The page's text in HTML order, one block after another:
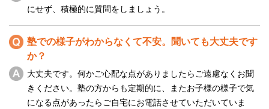
にせず、積極的に質問をしましょう。
塾での様子がわからなくて不安。聞いても大丈夫です
か？
大丈夫です。何かご心配な点がありましたらご遠慮なくお聞
きください。塾の方からも定期的に、またお子様の様子で気
になる点があったらご自宅にお電話させていただいていま